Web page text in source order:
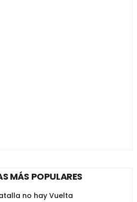
MÁS POPULARES
no hay Vuelta